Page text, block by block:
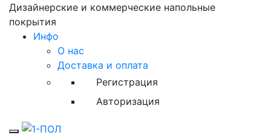
Дизайнерские и коммерческие напольные
покрытия
Инфо
О нас
Доставка и оплата
Регистрация
Авторизация